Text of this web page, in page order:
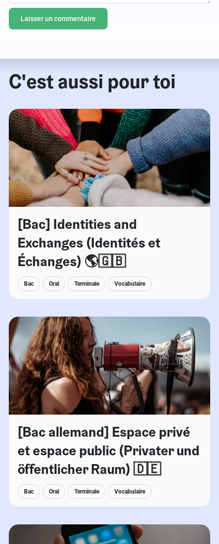
C'est aussi pour toi
[Bac] Identities and
Exchanges (Identités et
Échanges) 🌎🇬🇧
Bac Oral Terminale Vocabulaire
[Bac allemand] Espace privé
et espace public (Privater und
öffentlicher Raum) 🇩🇪
Bac Oral Terminale Vocabulaire